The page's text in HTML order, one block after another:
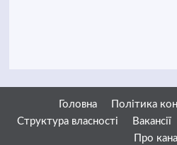
Головна
Політика
Структура власності
Вакансії
Про